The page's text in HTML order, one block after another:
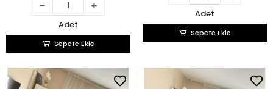
Adet
Sepete Ekle
Adet
Sepete Ekle